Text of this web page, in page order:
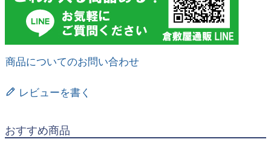
商品についてのお問い合わせ
レビューを書く
おすすめ商品